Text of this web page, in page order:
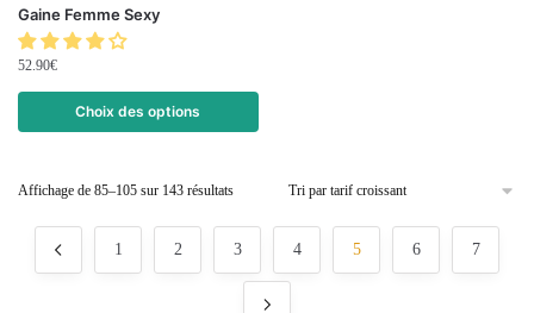
Gaine Femme Sexy
52.90€
Choix des options
Affichage de 85–105 sur 143 résultats
1 2 3 4 5 6 7